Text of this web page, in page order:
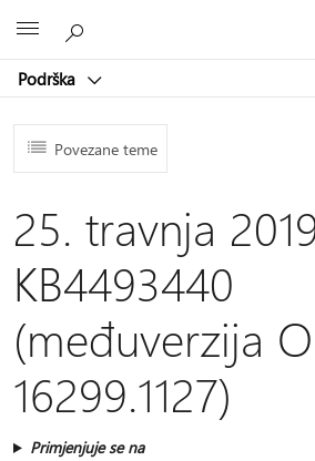
Podrška
Povezane teme
25. travnja
KB4493440
(međuverzija
16299.1127)
Primjenjuje se na